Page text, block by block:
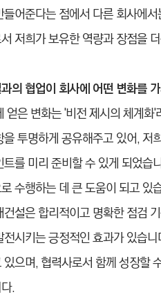
어준다는 점에서 다른 회사에
저희가 보유한 역량과 장점을
의 협업이 회사에 어떤 변화를
얻은 변화는 '비전 제시의 체계
투명하게 공유해주고 있어, 저
를 미리 준비할 수 있게 되었습
수행하는 데 큰 도움이 되고 있
설은 합리적이고 명확한 점검
전시키는 긍정적인 효과가 있습
있으며, 협력사로서 함께 성장할
.